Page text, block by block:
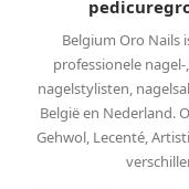
Belgium Oro Nails
professionele
nagelstylisten,
België en Nederland.
Gehwol, Lecenté,